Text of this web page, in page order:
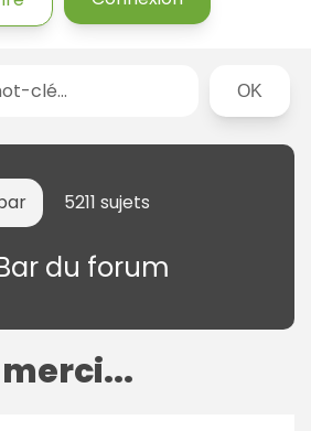
Rechercher
5211 sujets
du forum